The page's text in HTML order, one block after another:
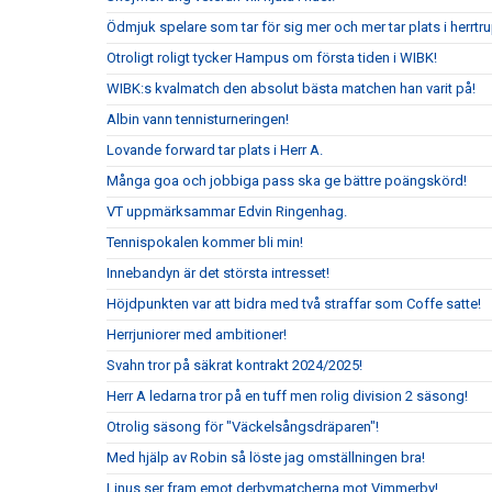
Ödmjuk spelare som tar för sig mer och mer tar plats i
Otroligt roligt tycker Hampus om första tiden i WIBK!
WIBK:s kvalmatch den absolut bästa matchen han varit på!
Albin vann tennisturneringen!
Lovande forward tar plats i Herr A.
Många goa och jobbiga pass ska ge bättre poängskörd!
VT uppmärksammar Edvin Ringenhag.
Tennispokalen kommer bli min!
Innebandyn är det största intresset!
Höjdpunkten var att bidra med två straffar som Coffe satte!
Herrjuniorer med ambitioner!
Svahn tror på säkrat kontrakt 2024/2025!
Herr A ledarna tror på en tuff men rolig division 2 säsong!
Otrolig säsong för "Väckelsångsdräparen"!
Med hjälp av Robin så löste jag omställningen bra!
Linus ser fram emot derbymatcherna mot Vimmerby!